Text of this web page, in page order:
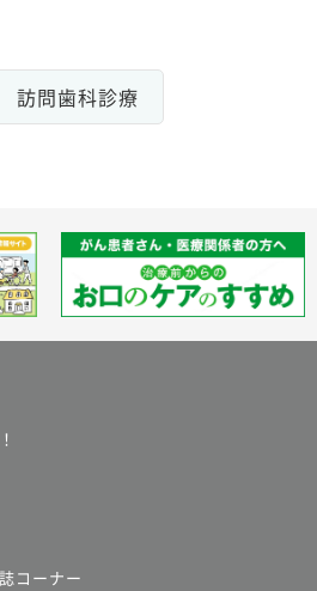
訪問歯科診療
コーナー